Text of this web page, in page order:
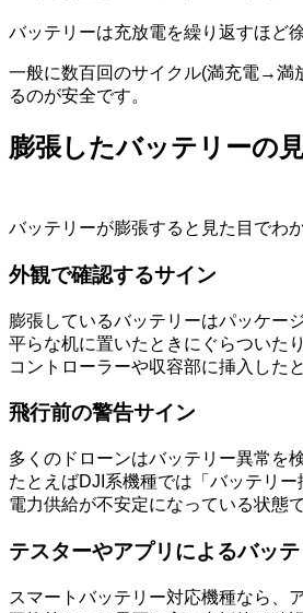
バッテリーは充放電を繰り返すほど
一般に数百回のサイクル(満充電→満
るのが安全です。
膨張したバッテリーの
バッテリーが膨張すると見た目でわ
外観で確認するサイン
膨張しているバッテリーはパッケー
平らな机に置いたときにぐらついた
コントローラーや収容部に挿入した
飛行前の警告サイン
多くのドローンはバッテリー異常を
たとえばDJI系機種では「バッテリ
電力供給が不安定になっている状態
テスターやアプリによるバッ
スマートバッテリー対応機種なら、